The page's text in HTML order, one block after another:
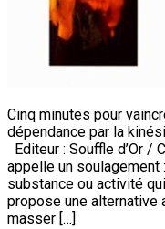
Cinq minutes pour
dépendance par la
Editeur : Souffle d’Or /
appelle un soulagement
substance ou activité
propose une alternative
masser […]